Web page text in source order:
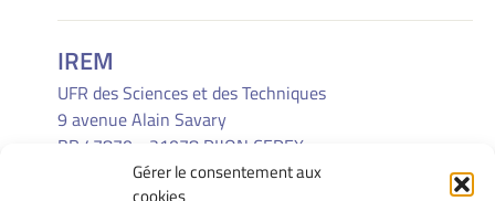
Gérer le consentement aux
IREM
UFR des Sciences et des Techniques
9 avenue Alain Savary
BP 47870 - 21078 DIJON CEDEX
(33) 03 80 39 52 30